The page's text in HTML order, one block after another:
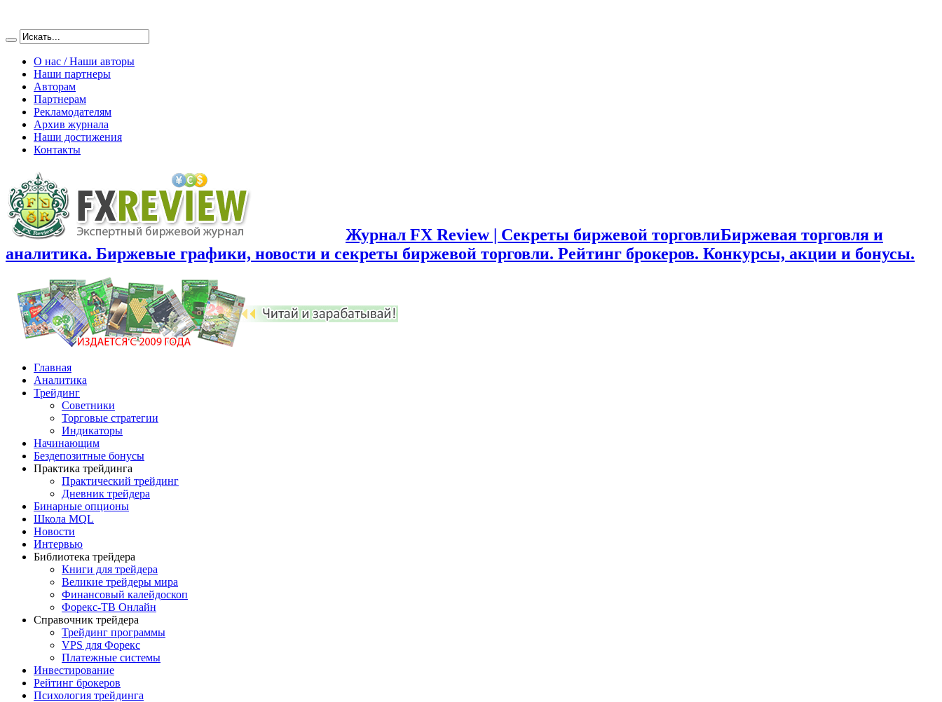
О нас / Наши авторы
Наши партнеры
Авторам
Партнерам
Рекламодателям
Архив журнала
Наши достижения
Контакты
Журнал FX Review | Секреты биржевой торговлиБиржевая торговля и
аналитика. Биржевые графики, новости и секреты биржевой торговли. Рейтинг брокеров. Конкурсы, акции и бонусы.
Главная
Аналитика
Трейдинг
Советники
Торговые стратегии
Индикаторы
Начинающим
Бездепозитные бонусы
Практика трейдинга
Практический трейдинг
Дневник трейдера
Бинарные опционы
Школа MQL
Новости
Интервью
Библиотека трейдера
Книги для трейдера
Великие трейдеры мира
Финансовый калейдоскоп
Форекс-ТВ Онлайн
Справочник трейдера
Трейдинг программы
VPS для Форекс
Платежные системы
Инвестирование
Рейтинг брокеров
Психология трейдинга